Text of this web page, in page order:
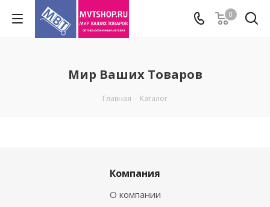
0
Мир Ваших Товаров
Главная - Каталог
Компания
О компании